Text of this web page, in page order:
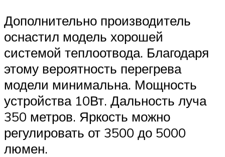
Дополнительно производитель
оснастил модель хорошей
системой теплоотвода. Благодаря
этому вероятность перегрева
модели минимальна. Мощность
устройства 10Вт. Дальность луча
350 метров. Яркость можно
регулировать от 3500 до 5000
люмен.